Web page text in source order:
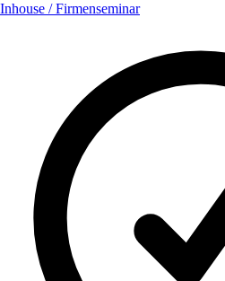
Inhouse / Firmenseminar